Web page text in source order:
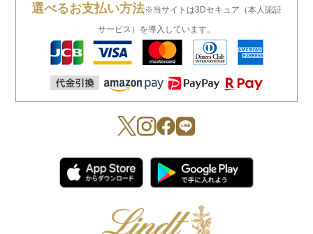
選べるお支払い方法※当サイトは3Dセキュア（本人認証
サービス）を導入しています。